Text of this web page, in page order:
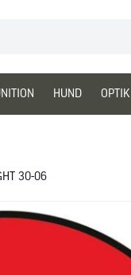
HUND OPTIK
30-06